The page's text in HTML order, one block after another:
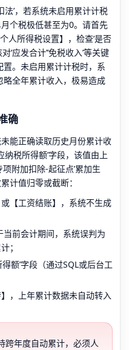
法’，若系统未启用累计计税
个税极低甚至为0。请首先
所得税设置】，检查‘是否
‘应发合计’‘免税收入’等关键
置。未启用累计计税时，系
略全年累计收入，极易造成
确
能正确读取历史月份累计收
纳税所得额’字段，该值由上
附加扣除-起征点’累加生
计值归零或截断：
【工资结账】，系统不生成
当前会计期间，系统误判为
；
额’字段（通过SQL或后台工
，上年累计数据未自动转入
跨年度自动累计，必须人